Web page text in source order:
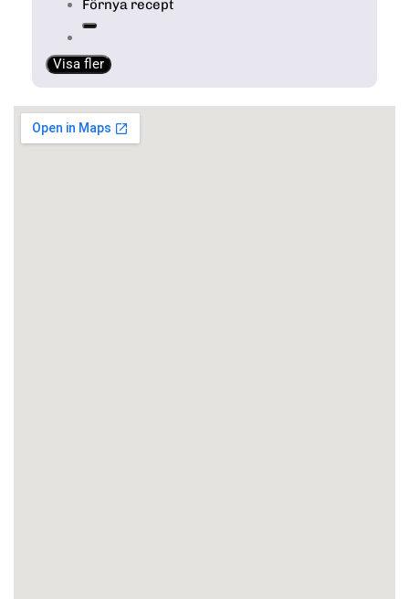
Förnya recept
Visa fler